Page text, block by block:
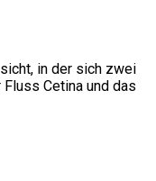
in der sich zwei
Cetina und das